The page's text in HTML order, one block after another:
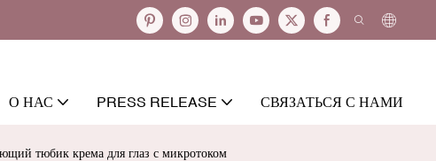
О НАС PRESS RELEASE СВЯЗАТЬСЯ С НАМИ
тюбик крема для глаз с микротоком